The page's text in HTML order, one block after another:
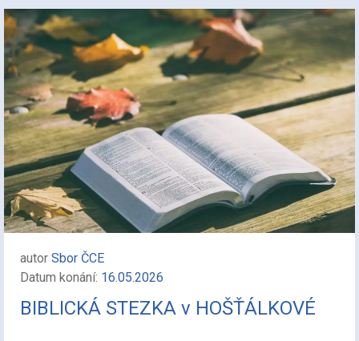
autor Sbor ČCE
Datum konání: 16.05.2026
BIBLICKÁ STEZKA v HOŠŤÁLKOVÉ